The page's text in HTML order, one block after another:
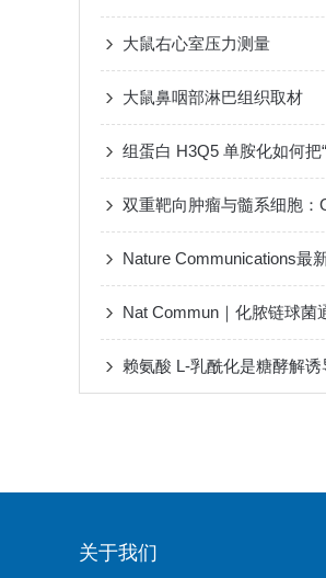
大鼠右心室压力测量
大鼠鼻咽部淋巴组织取材
关于我们